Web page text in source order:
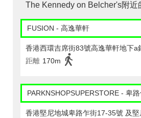
The Kennedy on Belcher's附近
FUSION - 高逸華軒
香港西環吉席街83號高逸華軒地下a
距離 170m
PARKNSHOPSUPERSTORE - 卑
香港堅尼地城卑路乍街17-35號 及